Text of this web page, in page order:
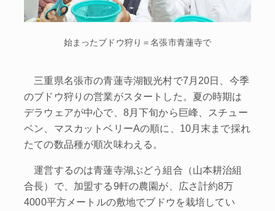
始まったブドウ狩り＝名張市青蓮寺で
三重県名張市の青蓮寺湖観光村で7月20日、今季
のブドウ狩りの営業がスタートした。夏の時期は
デラウェアが中心で、8月下旬から巨峰、スチュー
ベン、マスカットベリーAの順に、10月末まで採れ
たての数品種が順次味わえる。
運営するのは青蓮寺湖ぶどう組合（山本耕治組
合長）で、加盟する9軒の農園が、広さ計約8万
4000平方メートルの敷地でブドウを栽培してい